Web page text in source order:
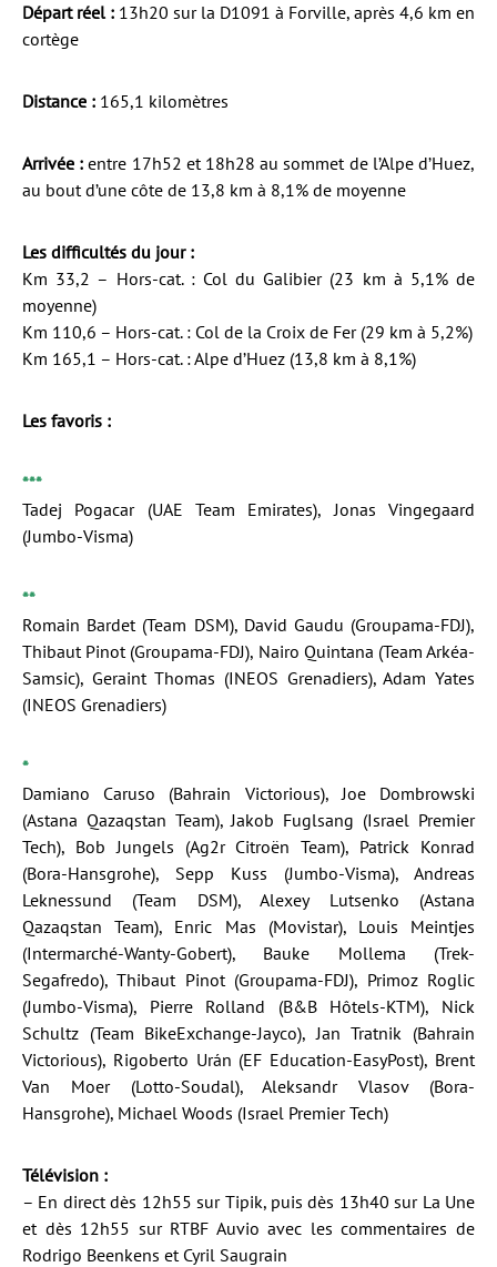
Départ réel : 13h20 sur la D1091 à Forville, après 4,6 km en
cortège
Distance : 165,1 kilomètres
Arrivée : entre 17h52 et 18h28 au sommet de l’Alpe d’Huez,
au bout d’une côte de 13,8 km à 8,1% de moyenne
Les difficultés du jour :
Km 33,2 – Hors-cat. : Col du Galibier (23 km à 5,1% de
moyenne)
Km 110,6 – Hors-cat. : Col de la Croix de Fer (29 km à 5,2%)
Km 165,1 – Hors-cat. : Alpe d’Huez (13,8 km à 8,1%)
Les favoris :
***
Tadej Pogacar (UAE Team Emirates), Jonas Vingegaard
(Jumbo-Visma)
**
Romain Bardet (Team DSM), David Gaudu (Groupama-FDJ),
Thibaut Pinot (Groupama-FDJ), Nairo Quintana (Team Arkéa-
Samsic), Geraint Thomas (INEOS Grenadiers), Adam Yates
(INEOS Grenadiers)
*
Damiano Caruso (Bahrain Victorious), Joe Dombrowski
(Astana Qazaqstan Team), Jakob Fuglsang (Israel Premier
Tech), Bob Jungels (Ag2r Citroën Team), Patrick Konrad
(Bora-Hansgrohe), Sepp Kuss (Jumbo-Visma), Andreas
Leknessund (Team DSM), Alexey Lutsenko (Astana
Qazaqstan Team), Enric Mas (Movistar), Louis Meintjes
(Intermarché-Wanty-Gobert), Bauke Mollema (Trek-
Segafredo), Thibaut Pinot (Groupama-FDJ), Primoz Roglic
(Jumbo-Visma), Pierre Rolland (B&B Hôtels-KTM), Nick
Schultz (Team BikeExchange-Jayco), Jan Tratnik (Bahrain
Victorious), Rigoberto Urán (EF Education-EasyPost), Brent
Van Moer (Lotto-Soudal), Aleksandr Vlasov (Bora-
Hansgrohe), Michael Woods (Israel Premier Tech)
Télévision :
– En direct dès 12h55 sur Tipik, puis dès 13h40 sur La Une
et dès 12h55 sur RTBF Auvio avec les commentaires de
Rodrigo Beenkens et Cyril Saugrain